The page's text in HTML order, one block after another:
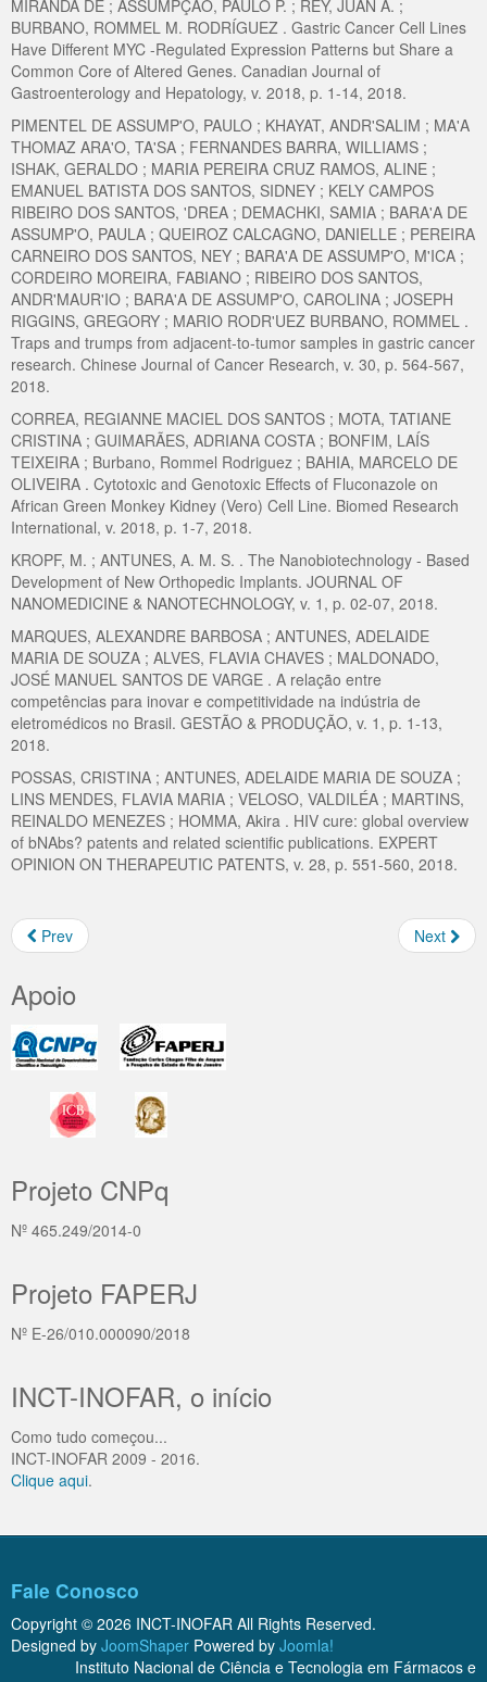
MIRANDA DE ; ASSUMPÇÃO, PAULO P. ; REY, JUAN A. ;
BURBANO, ROMMEL M. RODRÍGUEZ . Gastric Cancer Cell Lines
Have Different MYC -Regulated Expression Patterns but Share a
Common Core of Altered Genes. Canadian Journal of
Gastroenterology and Hepatology, v. 2018, p. 1-14, 2018.
PIMENTEL DE ASSUMP'O, PAULO ; KHAYAT, ANDR'SALIM ; MA'A
THOMAZ ARA'O, TA'SA ; FERNANDES BARRA, WILLIAMS ;
ISHAK, GERALDO ; MARIA PEREIRA CRUZ RAMOS, ALINE ;
EMANUEL BATISTA DOS SANTOS, SIDNEY ; KELY CAMPOS
RIBEIRO DOS SANTOS, 'DREA ; DEMACHKI, SAMIA ; BARA'A DE
ASSUMP'O, PAULA ; QUEIROZ CALCAGNO, DANIELLE ; PEREIRA
CARNEIRO DOS SANTOS, NEY ; BARA'A DE ASSUMP'O, M'ICA ;
CORDEIRO MOREIRA, FABIANO ; RIBEIRO DOS SANTOS,
ANDR'MAUR'IO ; BARA'A DE ASSUMP'O, CAROLINA ; JOSEPH
RIGGINS, GREGORY ; MARIO RODR'UEZ BURBANO, ROMMEL .
Traps and trumps from adjacent-to-tumor samples in gastric cancer
research. Chinese Journal of Cancer Research, v. 30, p. 564-567,
2018.
CORREA, REGIANNE MACIEL DOS SANTOS ; MOTA, TATIANE
CRISTINA ; GUIMARÃES, ADRIANA COSTA ; BONFIM, LAÍS
TEIXEIRA ; Burbano, Rommel Rodriguez ; BAHIA, MARCELO DE
OLIVEIRA . Cytotoxic and Genotoxic Effects of Fluconazole on
African Green Monkey Kidney (Vero) Cell Line. Biomed Research
International, v. 2018, p. 1-7, 2018.
KROPF, M. ; ANTUNES, A. M. S. . The Nanobiotechnology - Based
Development of New Orthopedic Implants. JOURNAL OF
NANOMEDICINE & NANOTECHNOLOGY, v. 1, p. 02-07, 2018.
MARQUES, ALEXANDRE BARBOSA ; ANTUNES, ADELAIDE
MARIA DE SOUZA ; ALVES, FLAVIA CHAVES ; MALDONADO,
JOSÉ MANUEL SANTOS DE VARGE . A relação entre
competências para inovar e competitividade na indústria de
eletromédicos no Brasil. GESTÃO & PRODUÇÃO, v. 1, p. 1-13,
2018.
POSSAS, CRISTINA ; ANTUNES, ADELAIDE MARIA DE SOUZA ;
LINS MENDES, FLAVIA MARIA ; VELOSO, VALDILÉA ; MARTINS,
REINALDO MENEZES ; HOMMA, Akira . HIV cure: global overview
of bNAbs? patents and related scientific publications. EXPERT
OPINION ON THERAPEUTIC PATENTS, v. 28, p. 551-560, 2018.
Prev Next
Apoio
Projeto CNPq
Nº 465.249/2014-0
Projeto FAPERJ
Nº E-26/010.000090/2018
INCT-INOFAR, o início
Como tudo começou...
INCT-INOFAR 2009 - 2016.
Clique aqui.
Fale Conosco
Copyright © 2026 INCT-INOFAR All Rights Reserved.
Designed by JoomShaper Powered by Joomla!
Instituto Nacional de Ciência e Tecnologia em Fármacos e